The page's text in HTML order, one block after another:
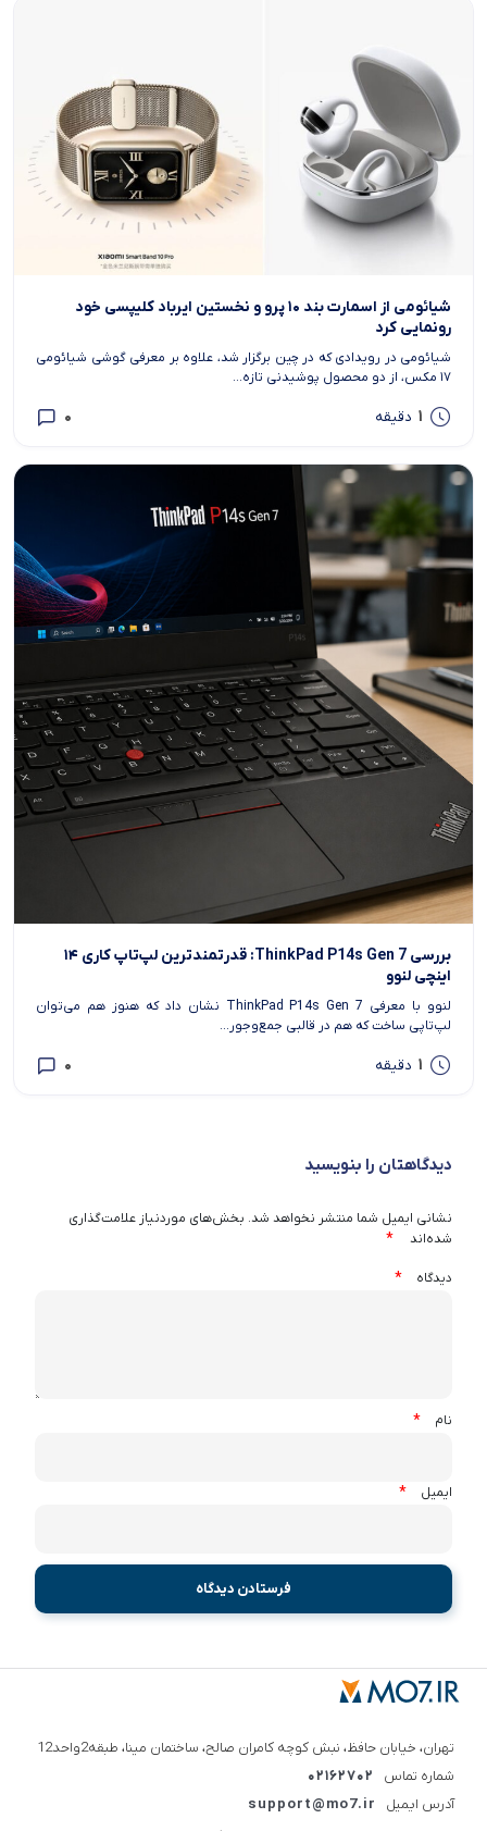
شیائومی از اسمارت بند ۱۰ پرو و نخستین ایرباد کلیپسی خود
رونمایی کرد
شیائومی در رویدادی که در چین برگزار شد، علاوه بر معرفی گوشی شیائومی
۱۷ مکس، از دو محصول پوشیدنی تازه...
1 دقیقه 0
بررسی ThinkPad P14s Gen 7: قدرتمندترین لپ‌تاپ کاری ۱۴
اینچی لنوو
لنوو با معرفی ThinkPad P14s Gen 7 نشان داد که هنوز هم می‌توان
لپ‌تاپی ساخت که هم در قالبی جمع‌وجور...
1 دقیقه 0
دیدگاهتان را بنویسید
نشانی ایمیل شما منتشر نخواهد شد. بخش‌های موردنیاز علامت‌گذاری
شده‌اند
*
دیدگاه *
نام *
ایمیل *
تهران، خیابان حافظ، نبش کوچه کامران صالح، ساختمان مینا، طبقه2واحد12
شماره تماس
02162702
آدرس ایمیل
support@mo7.ir